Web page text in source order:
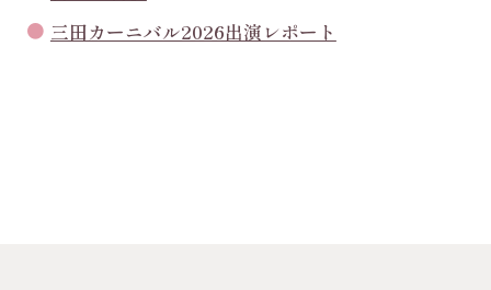
三田カーニバル2026出演レポート